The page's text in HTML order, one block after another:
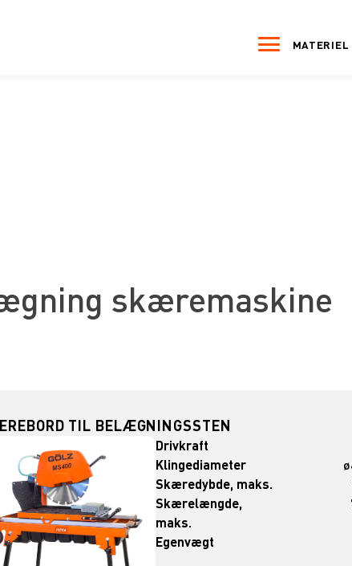
MATERIEL
skæremaskine
TIL BELÆGNINGSSTEN
Drivkraft
Klingediameter
Skæredybde, maks.
Skærelængde,
maks.
Egenvægt